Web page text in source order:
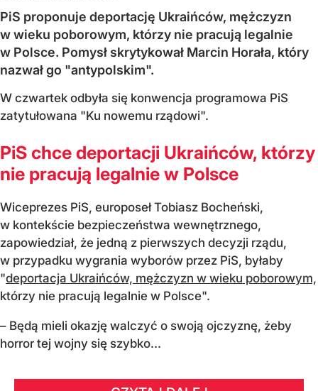
PiS proponuje deportację Ukraińców, mężczyzn
w wieku poborowym, którzy nie pracują legalnie
w Polsce. Pomysł skrytykował Marcin Horała, który
nazwał go "antypolskim".
W czwartek odbyła się konwencja programowa PiS
zatytułowana "Ku nowemu rządowi".
PiS chce deportacji Ukraińców, którzy
nie pracują legalnie w Polsce
Wiceprezes PiS, europoseł Tobiasz Bocheński,
w kontekście bezpieczeństwa wewnętrznego,
zapowiedział, że jedną z pierwszych decyzji rządu,
w przypadku wygrania wyborów przez PiS, byłaby
"deportacja Ukraińców, mężczyzn w wieku poborowym,
którzy nie pracują legalnie w Polsce".
– Będą mieli okazję walczyć o swoją ojczyznę, żeby
horror tej wojny się szybko...